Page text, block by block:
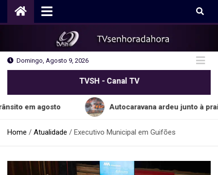
Domingo, Agosto 9, 2026
TVSH - Canal TV
agosto Autocaravana ardeu junto à praia do
Home Atualidade Executivo Municipal em Guifões